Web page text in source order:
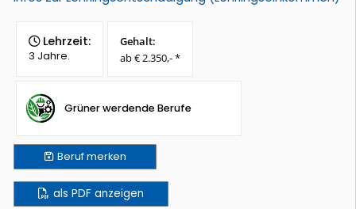
Lehrzeit:
3 Jahre.
Gehalt:
ab € 2.350,- *
Grüner werdende Berufe
Berufmerken
als PDF anzeigen